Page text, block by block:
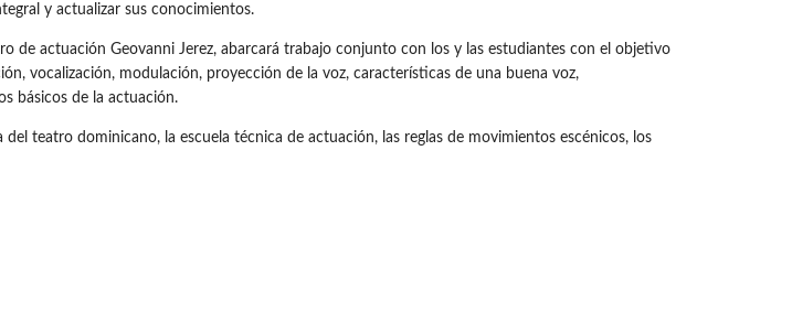
y actualizar sus conocimientos.
actuación Geovanni Jerez, abarcará trabajo conjunto con los y las estudiantes con el objetivo
vocalización, modulación, proyección de la voz, características de una buena voz,
básicos de la actuación.
teatro dominicano, la escuela técnica de actuación, las reglas de movimientos escénicos, los